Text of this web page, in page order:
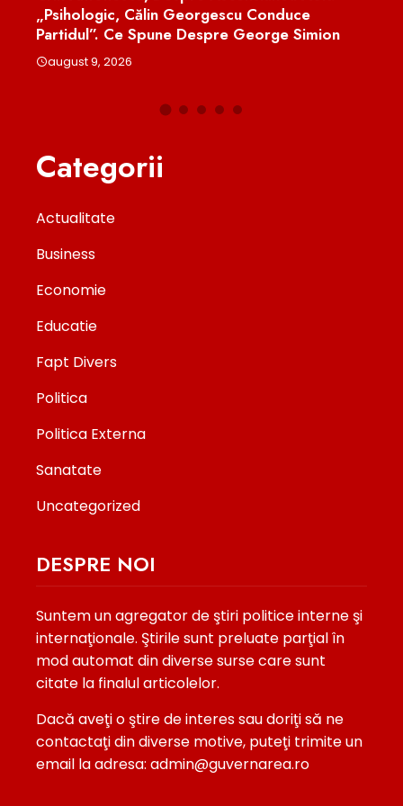
„Psihologic, Călin Georgescu Conduce
Partidul”. Ce Spune Despre George Simion
august 9, 2026
Categorii
Actualitate
Business
Economie
Educatie
Fapt Divers
Politica
Politica Externa
Sanatate
Uncategorized
DESPRE NOI
Suntem un agregator de ştiri politice interne şi
internaţionale. Ştirile sunt preluate parţial în
mod automat din diverse surse care sunt
citate la finalul articolelor.
Dacă aveţi o ştire de interes sau doriţi să ne
contactaţi din diverse motive, puteţi trimite un
email la adresa: admin@guvernarea.ro